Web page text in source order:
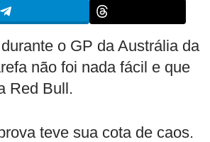
durante o GP da Austrália da
não foi nada fácil e que
Red Bull.
teve sua cota de caos.